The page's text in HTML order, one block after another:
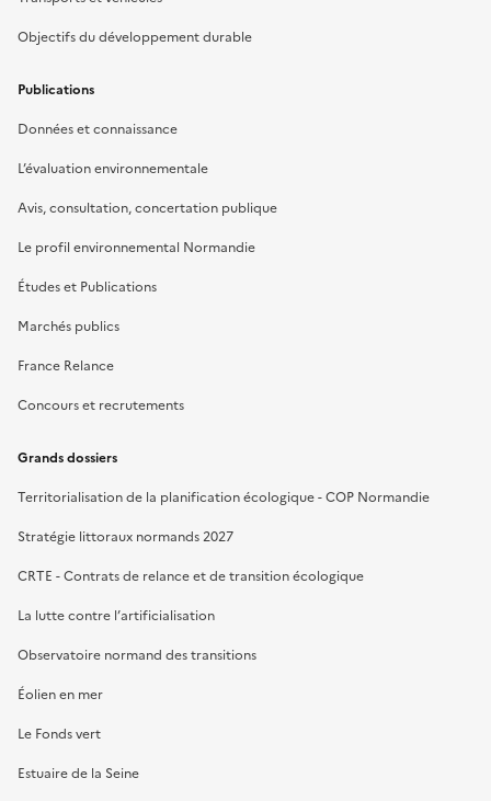
Objectifs du développement durable
Publications
Données et connaissance
L’évaluation environnementale
Avis, consultation, concertation publique
Le profil environnemental Normandie
Études et Publications
Marchés publics
France Relance
Concours et recrutements
Grands dossiers
Territorialisation de la planification écologique - COP Normandie
Stratégie littoraux normands 2027
CRTE - Contrats de relance et de transition écologique
La lutte contre l’artificialisation
Observatoire normand des transitions
Éolien en mer
Le Fonds vert
Estuaire de la Seine